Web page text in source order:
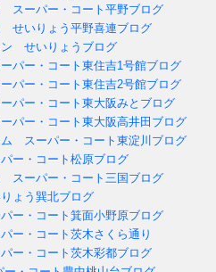
スーパー・コート平野ブログ
せいりょう平野喜連ブログ
ン せいりょうブログ
パー・コート東住吉1号館ブログ
パー・コート東住吉2号館ブログ
パー・コート東大阪みとブログ
パー・コート東大阪高井田ブログ
スーパー・コート東淀川ブログ
ー・コート松原ブログ
スーパー・コート三国ブログ
ょう巽北ブログ
ー・コート箕面小野原ブログ
ー・コート茨木さくら通り
ー・コート茨木彩都ブログ